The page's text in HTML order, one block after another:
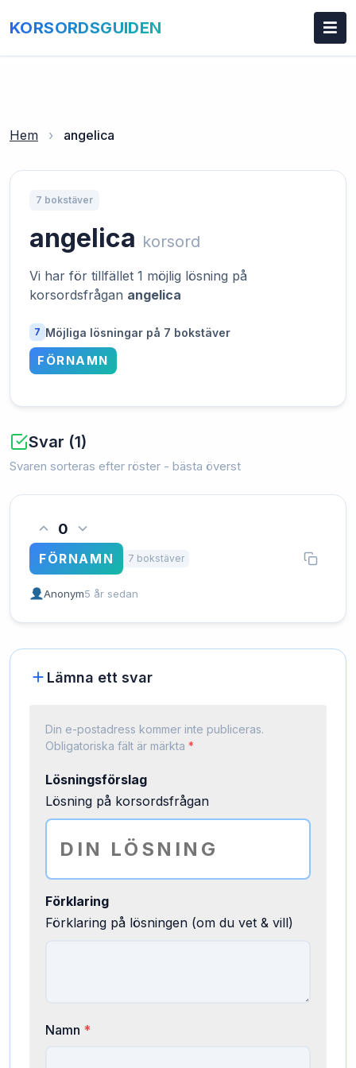
KORSORDSGUIDEN
Hem › angelica
7 bokstäver
angelica korsord
Vi har för tillfället 1 möjlig lösning på
korsordsfrågan angelica
7 Möjliga lösningar på 7 bokstäver
FÖRNAMN
Svar (1)
Svaren sorteras efter röster - bästa överst
0
FÖRNAMN 7 bokstäver
Anonym5 år sedan
Lämna ett svar
Din e-postadress kommer inte publiceras.
Obligatoriska fält är märkta *
Lösningsförslag
Lösning på korsordsfrågan
Förklaring
Förklaring på lösningen (om du vet & vill)
Namn *